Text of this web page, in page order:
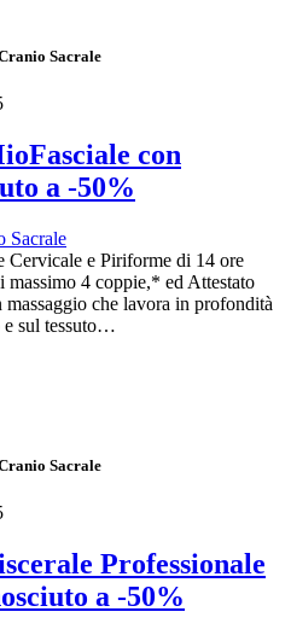
Sacrale
con
a -50%
Sacrale
Cervicale e Piriforme di 14 ore
4 coppie,* ed Attestato
che lavora in profondità
e sul tessuto…
Sacrale
Professionale
a -50%